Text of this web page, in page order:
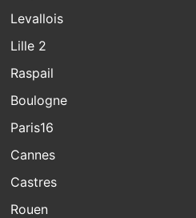
Levallois
Lille 2
Raspail
Boulogne
Paris16
Cannes
Castres
Rouen